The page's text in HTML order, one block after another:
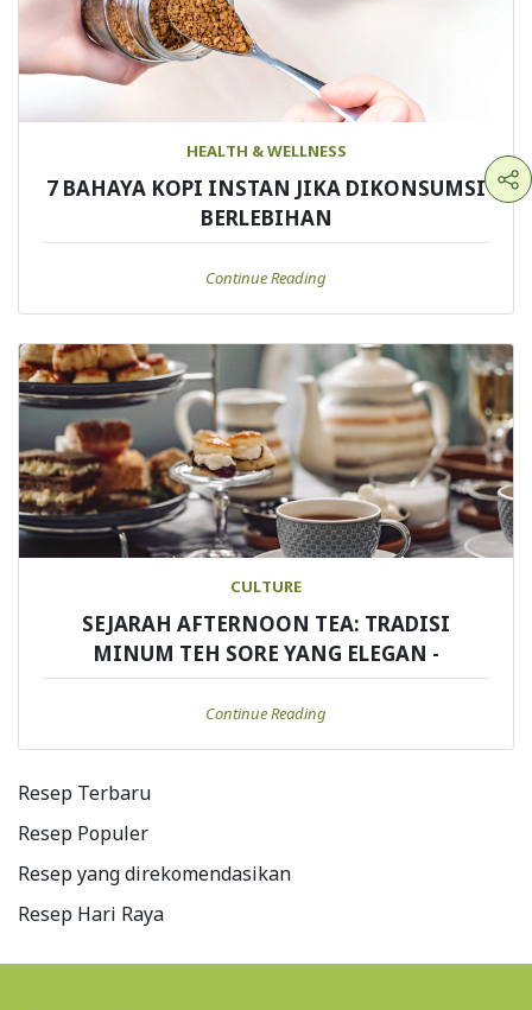
HEALTH & WELLNESS
7 BAHAYA KOPI INSTAN JIKA DIKONSUMSI
BERLEBIHAN
Continue Reading
CULTURE
SEJARAH AFTERNOON TEA: TRADISI
MINUM TEH SORE YANG ELEGAN -
Continue Reading
Resep Terbaru
Resep Populer
Resep yang direkomendasikan
Resep Hari Raya